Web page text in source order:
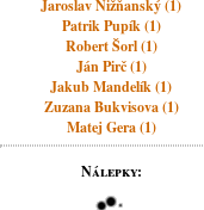
Jaroslav Nižňanský (1)
Patrik Pupík (1)
Robert Šorl (1)
Ján Pirč (1)
Jakub Mandelík (1)
Zuzana Bukvisova (1)
Matej Gera (1)
Nálepky: